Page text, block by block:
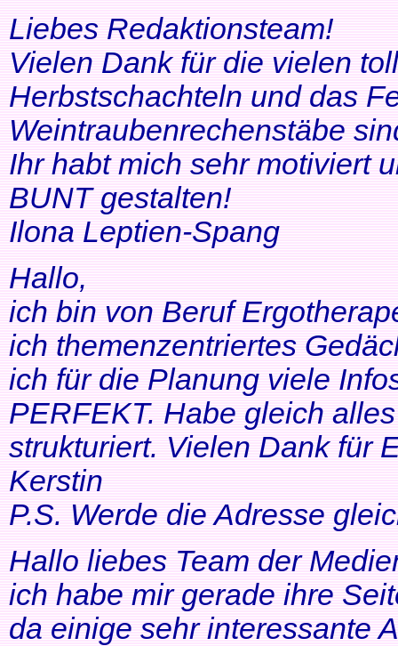
Liebes Redaktionsteam!
Vielen Dank für die vielen
Herbstschachteln und das
Weintraubenrechenstäbe
Ihr habt mich sehr motiviert
BUNT gestalten!
Ilona Leptien-Spang
Hallo,
ich bin von Beruf
ich themenzentriertes
ich für die Planung viele
PERFEKT. Habe gleich
strukturiert. Vielen Dank für
Kerstin
P.S. Werde die Adresse
Hallo liebes Team der
ich habe mir gerade ihre
da einige sehr interessante